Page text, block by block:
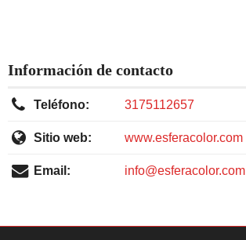
Información de contacto
Teléfono: 3175112657
Sitio web: www.esferacolor.com
Email: info@esferacolor.com